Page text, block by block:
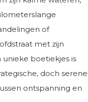
of
met zijn
boetiekjes is
doch serene
ontspanning en